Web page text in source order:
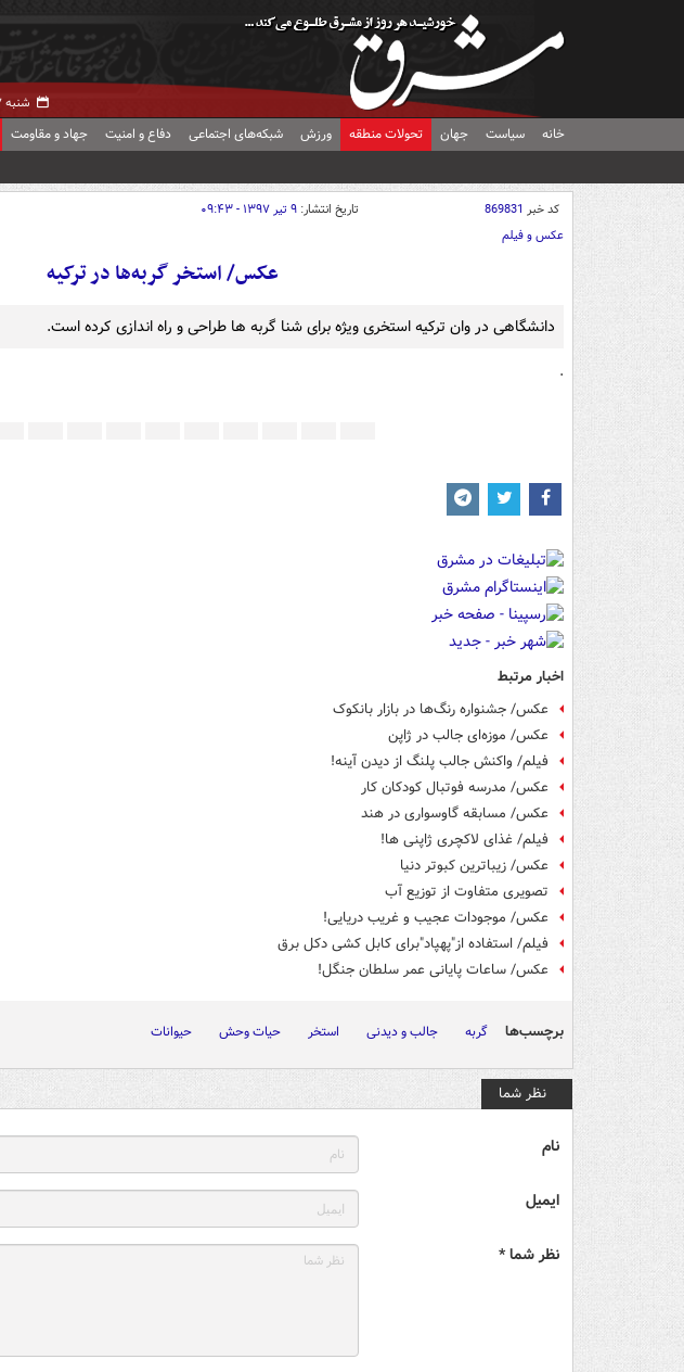
شنبه ۱۷ مرداد ۱۴۰۵ -
خانه سیاست جهان تحولات منطقه ورزش شبکه‌های اجتماعی دفاع و امنیت جهاد و مقاومت
کد خبر 869831 تاریخ انتشار: ۹ تیر ۱۳۹۷ - ۰۹:۴۳
عکس و فیلم
عکس/ استخر گربه‌ها در ترکیه
دانشگاهی در وان ترکیه استخری ویژه برای شنا گربه ها طراحی و راه اندازی کرده است.
.
اخبار مرتبط
عکس/ جشنواره رنگ‌ها در بازار بانکوک
عکس/ موزه‌ای جالب در ژاپن
فیلم/ واکنش جالب پلنگ از دیدن آینه!
عکس/ مدرسه فوتبال کودکان کار
عکس/ مسابقه گاوسواری در هند
فیلم/ غذای لاکچری ژاپنی ها!
عکس/ زیباترین کبوتر دنیا
تصویری متفاوت از توزیع آب
عکس/ موجودات عجیب و غریب دریایی!
فیلم/ استفاده از"پهپاد"برای کابل کشی دکل برق
عکس/ ساعات پایانی عمر سلطان جنگل!
برچسب‌ها گربه جالب و دیدنی استخر حیات وحش حیوانات
نظر شما
نام
ایمیل
نظر شما *